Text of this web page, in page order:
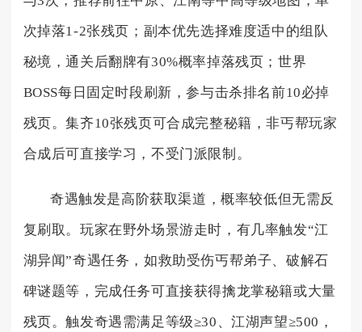
次掉落1-2张残页；副本优先选择难度适中的组队
秘境，通关后翻牌有30%概率掉落残页；世界
BOSS每日固定时段刷新，参与击杀排名前10必掉
残页。集齐10张残页可合成完整秘籍，非丐帮玩家
合成后可直接学习，不受门派限制。
奇遇触发是高阶获取渠道，概率较低但无需反
复刷取。玩家在野外场景游走时，有几率触发“江
湖异闻”奇遇任务，如救助受伤丐帮弟子、破解石
碑谜题等，完成任务可直接获得擒龙掌秘籍或大量
残页。触发奇遇需满足等级≥30、江湖声望≥500，